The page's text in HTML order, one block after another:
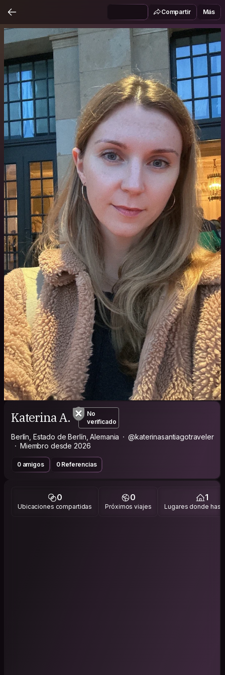
Compartir Más
Katerina A.
No
verificado
Berlín, Estado de Berlín, Alemania
@katerinasantiagotraveler
Miembro desde 2026
0 amigos 0 Referencias
0
Ubicaciones compartidas
0
Próximos viajes
1
Lugares donde has